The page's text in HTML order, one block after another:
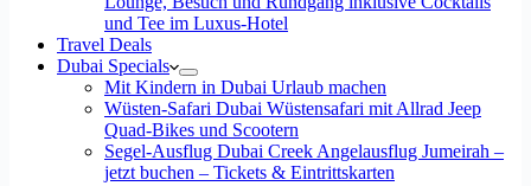
und Tee im Luxus-Hotel
Travel Deals
Dubai Specials
Mit Kindern in Dubai Urlaub machen
Wüsten-Safari Dubai Wüstensafari mit Allrad Jeep
Quad-Bikes und Scootern
Segel-Ausflug Dubai Creek Angelausflug Jumeirah –
jetzt buchen – Tickets & Eintrittskarten